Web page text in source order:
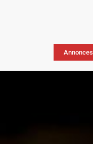
Annonces